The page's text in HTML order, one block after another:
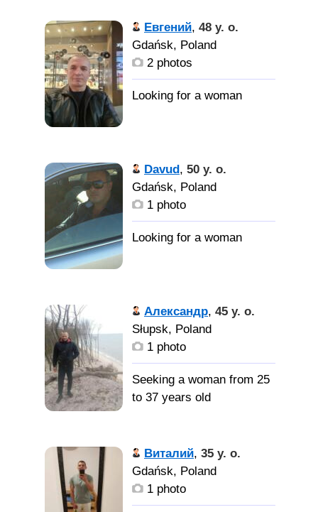
Евгений, 48 y. o.
Gdańsk, Poland
2 photos
Davud, 50 y. o.
Gdańsk, Poland
1 photo
Александр, 45 y. o.
Słupsk, Poland
1 photo
Seeking a woman from 25
to 37 years old
Виталий, 35 y. o.
Gdańsk, Poland
1 photo